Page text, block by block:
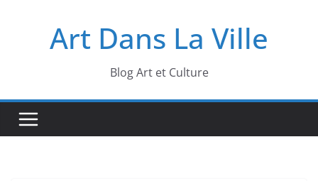
Art Dans La Ville
Blog Art et Culture